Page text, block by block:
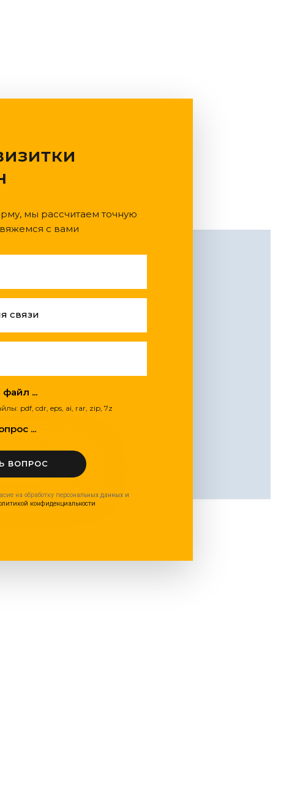
мы рассчитаем точную
с вами
связи
...
pdf, cdr, eps, ai, rar, zip, 7z
...
ВОПРОС
на обработку персональных данных и
конфиденциальности